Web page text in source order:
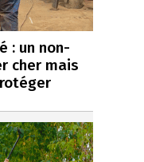
: un non-
cher mais